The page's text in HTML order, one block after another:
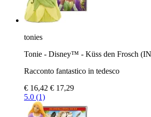
tonies
Tonie - Disney™ - Küss den Frosch
Racconto fantastico in tedesco
€ 16,42 € 17,29
5.0 (1)